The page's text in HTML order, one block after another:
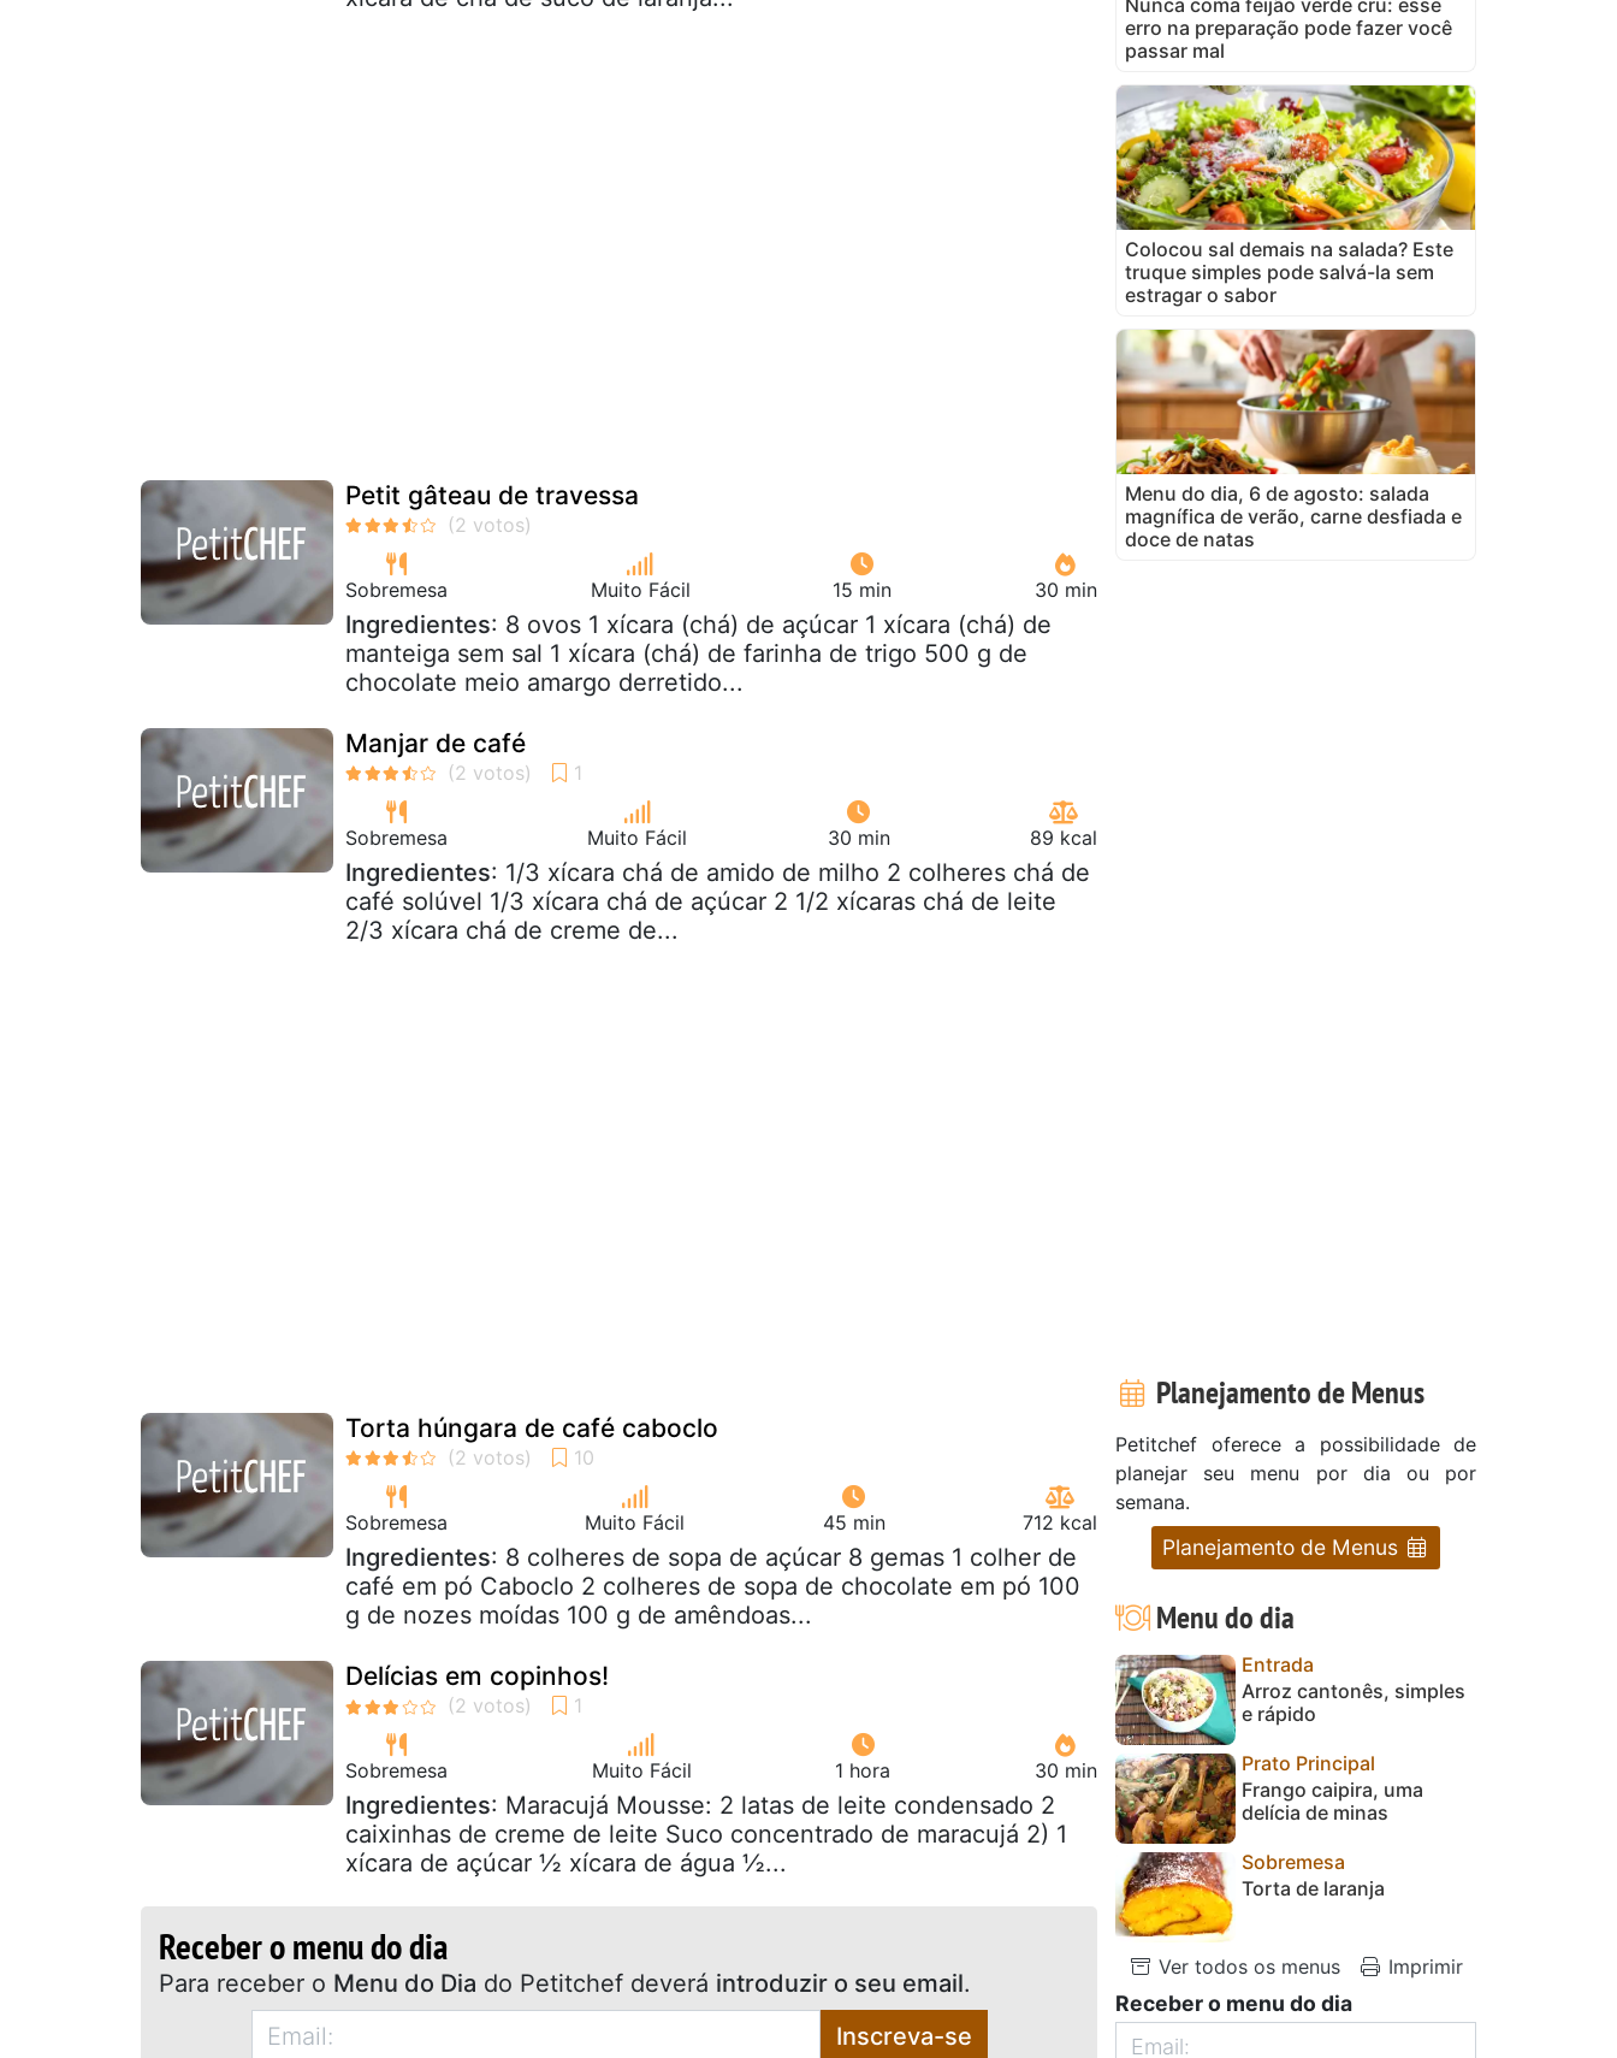
Petit gâteau de travessa
Sobremesa Muito Fácil 15 min 30 min
Ingredientes: 8 ovos 1 xícara (chá) de açúcar 1 xícara (chá) de
manteiga sem sal 1 xícara (chá) de farinha de trigo 500 g de
chocolate meio amargo derretido...
Manjar de café
Sobremesa Muito Fácil 30 min 89 kcal
Ingredientes: 1/3 xícara chá de amido de milho 2 colheres chá de
café solúvel 1/3 xícara chá de açúcar 2 1/2 xícaras chá de leite
2/3 xícara chá de creme de...
Torta húngara de café caboclo
Sobremesa Muito Fácil 45 min 712 kcal
Ingredientes: 8 colheres de sopa de açúcar 8 gemas 1 colher de
café em pó Caboclo 2 colheres de sopa de chocolate em pó 100
g de nozes moídas 100 g de amêndoas...
Delícias em copinhos!
Sobremesa Muito Fácil 1 hora 30 min
Ingredientes: Maracujá Mousse: 2 latas de leite condensado 2
caixinhas de creme de leite Suco concentrado de maracujá 2) 1
xícara de açúcar ½ xícara de água ½...
Receber o menu do dia
Para receber o Menu do Dia do Petitchef deverá introduzir o seu email.
Inscreva-se
erro na preparação pode fazer você
passar mal
Colocou sal demais na salada? Este
truque simples pode salvá-la sem
estragar o sabor
Menu do dia, 6 de agosto: salada
magnífica de verão, carne desfiada e
doce de natas
Planejamento de Menus
Petitchef oferece a possibilidade de
planejar seu menu por dia ou por
semana.
Planejamento de Menus
Menu do dia
Entrada
Arroz cantonês, simples
e rápido
Prato Principal
Frango caipira, uma
delícia de minas
Sobremesa
Torta de laranja
Ver todos os menus Imprimir
Receber o menu do dia